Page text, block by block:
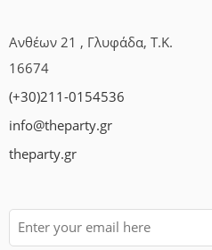
Ανθέων 21 , Γλυφάδα, Τ.Κ.
16674
(+30)211-0154536
info@theparty.gr
theparty.gr